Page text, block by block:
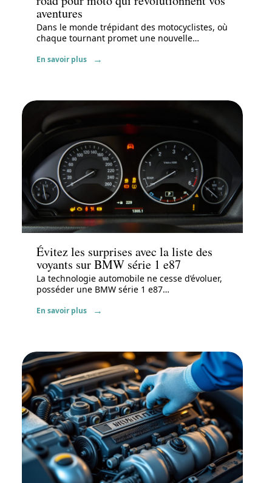
aventures
Dans le monde trépidant des motocyclistes, où
chaque tournant promet une nouvelle…
En savoir plus
Évitez les surprises avec la liste des
voyants sur BMW série 1 e87
La technologie automobile ne cesse d’évoluer,
posséder une BMW série 1 e87…
En savoir plus
Actu